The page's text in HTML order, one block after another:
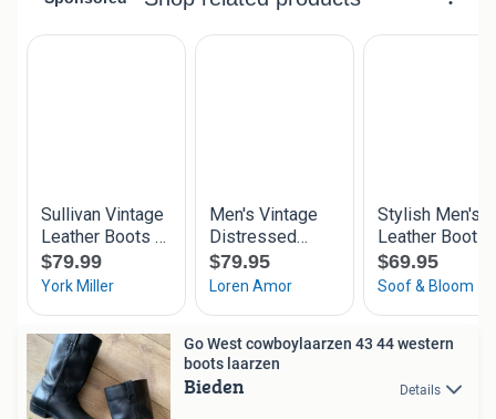
Go West cowboylaarzen 43 44 western
boots laarzen
Bieden Details